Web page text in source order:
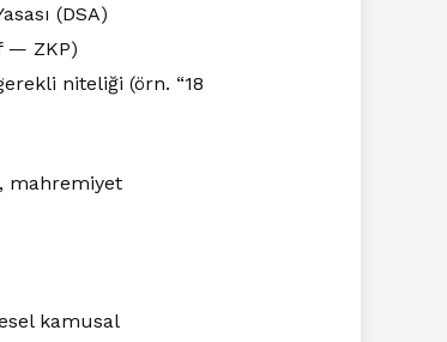
(DSA)
— ZKP)
niteliği (örn. “18
mahremiyet
kamusal